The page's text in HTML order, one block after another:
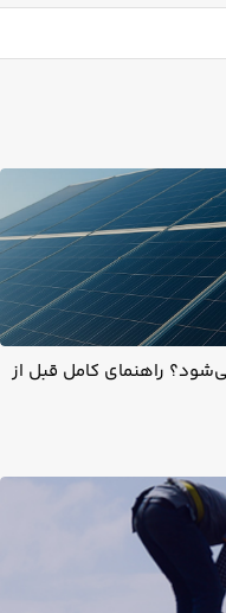
راهنمای کامل قبل از